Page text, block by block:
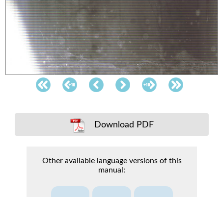
Download PDF
Other available language versions of this
manual: